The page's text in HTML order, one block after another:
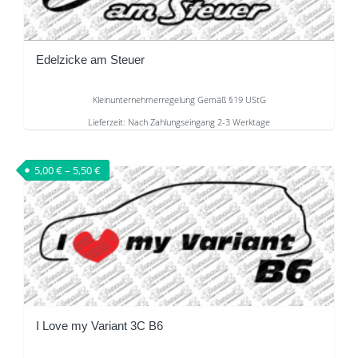
Die
Optionen
Edelzicke am Steuer
Kleinunternehmerregelung Gemäß §19 UStG
Lieferzeit: Nach Zahlungseingang 2-3 Werktage
Produkt
weist
mehrere
Varianten
auf.
Die
Optionen
können
aufI Love my Variant 3C B6
5,00€– 5,50€